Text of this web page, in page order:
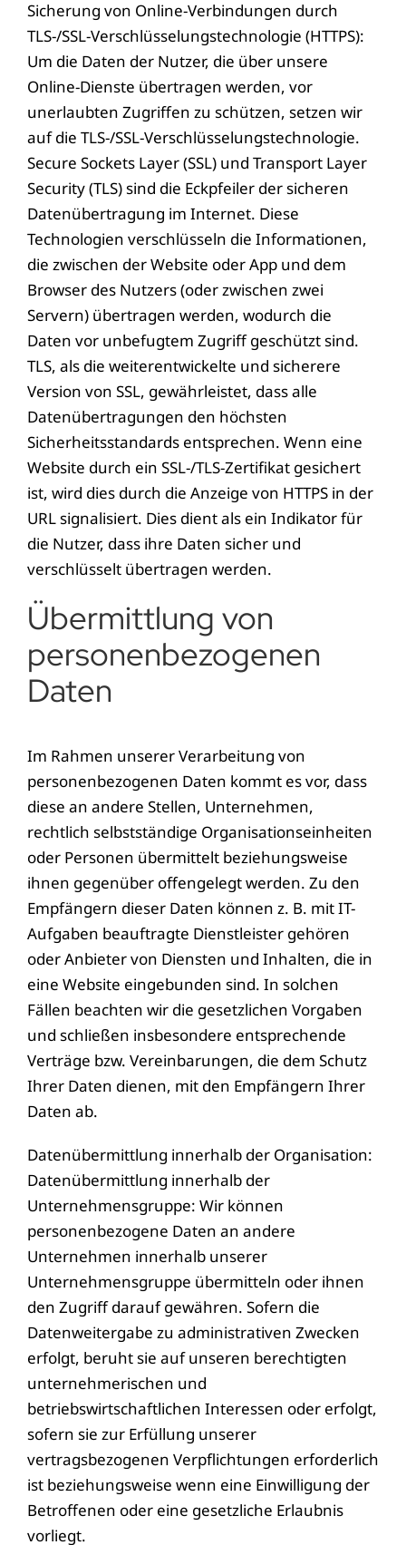
Sicherung von Online-Verbindungen durch
TLS-/SSL-Verschlüsselungstechnologie (HTTPS):
Um die Daten der Nutzer, die über unsere
Online-Dienste übertragen werden, vor
unerlaubten Zugriffen zu schützen, setzen wir
auf die TLS-/SSL-Verschlüsselungstechnologie.
Secure Sockets Layer (SSL) und Transport Layer
Security (TLS) sind die Eckpfeiler der sicheren
Datenübertragung im Internet. Diese
Technologien verschlüsseln die Informationen,
die zwischen der Website oder App und dem
Browser des Nutzers (oder zwischen zwei
Servern) übertragen werden, wodurch die
Daten vor unbefugtem Zugriff geschützt sind.
TLS, als die weiterentwickelte und sicherere
Version von SSL, gewährleistet, dass alle
Datenübertragungen den höchsten
Sicherheitsstandards entsprechen. Wenn eine
Website durch ein SSL-/TLS-Zertifikat gesichert
ist, wird dies durch die Anzeige von HTTPS in der
URL signalisiert. Dies dient als ein Indikator für
die Nutzer, dass ihre Daten sicher und
verschlüsselt übertragen werden.
Übermittlung von
personenbezogenen
Daten
Im Rahmen unserer Verarbeitung von
personenbezogenen Daten kommt es vor, dass
diese an andere Stellen, Unternehmen,
rechtlich selbstständige Organisationseinheiten
oder Personen übermittelt beziehungsweise
ihnen gegenüber offengelegt werden. Zu den
Empfängern dieser Daten können z. B. mit IT-
Aufgaben beauftragte Dienstleister gehören
oder Anbieter von Diensten und Inhalten, die in
eine Website eingebunden sind. In solchen
Fällen beachten wir die gesetzlichen Vorgaben
und schließen insbesondere entsprechende
Verträge bzw. Vereinbarungen, die dem Schutz
Ihrer Daten dienen, mit den Empfängern Ihrer
Daten ab.
Datenübermittlung innerhalb der Organisation:
Datenübermittlung innerhalb der
Unternehmensgruppe: Wir können
personenbezogene Daten an andere
Unternehmen innerhalb unserer
Unternehmensgruppe übermitteln oder ihnen
den Zugriff darauf gewähren. Sofern die
Datenweitergabe zu administrativen Zwecken
erfolgt, beruht sie auf unseren berechtigten
unternehmerischen und
betriebswirtschaftlichen Interessen oder erfolgt,
sofern sie zur Erfüllung unserer
vertragsbezogenen Verpflichtungen erforderlich
ist beziehungsweise wenn eine Einwilligung der
Betroffenen oder eine gesetzliche Erlaubnis
vorliegt.